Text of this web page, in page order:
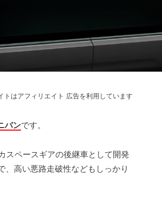
トはアフィリエイト 広告を利用しています
バンです。
スペースギアの後継車として開発
、高い悪路走破性などもしっかり